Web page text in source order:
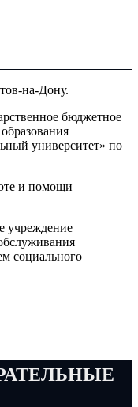
на-Дону.
бюджетное
университет» по
и помощи
учреждение
социального